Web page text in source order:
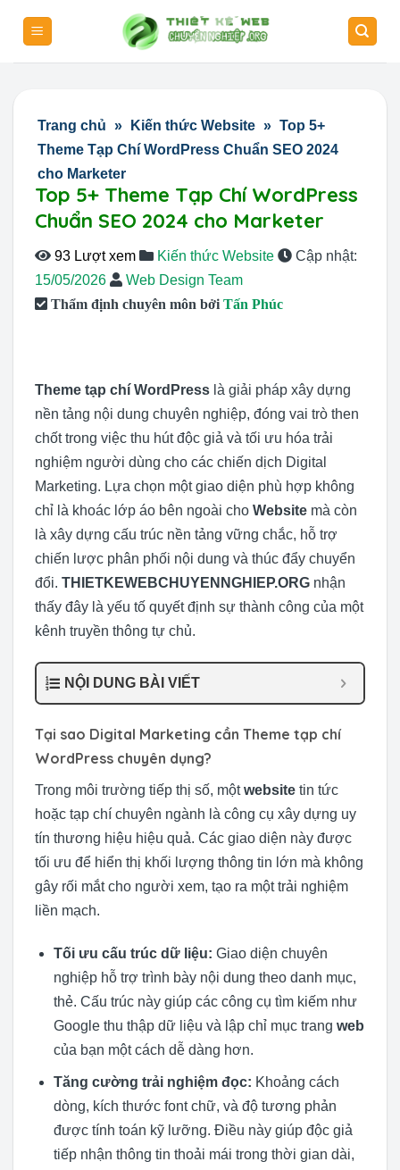
content
Trang chủ » Kiến thức Website » Top 5+
Theme Tạp Chí WordPress Chuẩn SEO 2024
cho Marketer
Top 5+ Theme Tạp Chí WordPress
Chuẩn SEO 2024 cho Marketer
93 Lượt xem Kiến thức Website
Cập nhật:
15/05/2026
Web Design Team
Thẩm định chuyên môn bởi Tấn Phúc
Theme tạp chí WordPress là giải pháp xây dựng
nền tảng nội dung chuyên nghiệp, đóng vai trò then
chốt trong việc thu hút độc giả và tối ưu hóa trải
nghiệm người dùng cho các chiến dịch Digital
Marketing. Lựa chọn một giao diện phù hợp không
chỉ là khoác lớp áo bên ngoài cho Website mà còn
là xây dựng cấu trúc nền tảng vững chắc, hỗ trợ
chiến lược phân phối nội dung và thúc đẩy chuyển
đổi. THIETKEWEBCHUYENNGHIEP.ORG nhận
thấy đây là yếu tố quyết định sự thành công của một
kênh truyền thông tự chủ.
NỘI DUNG BÀI VIẾT
Tại sao Digital Marketing cần Theme tạp chí
WordPress chuyên dụng?
Trong môi trường tiếp thị số, mộtwebsite tin tức
hoặc tạp chí chuyên ngành là công cụ xây dựng uy
tín thương hiệu hiệu quả. Các giao diện này được
tối ưu để hiển thị khối lượng thông tin lớn mà không
gây rối mắt cho người xem, tạo ra một trải nghiệm
liền mạch.
Tối ưu cấu trúc dữ liệu: Giao diện chuyên
nghiệp hỗ trợ trình bày nội dung theo danh mục,
thẻ. Cấu trúc này giúp các công cụ tìm kiếm như
Google thu thập dữ liệu và lập chỉ mục trang web
của bạn một cách dễ dàng hơn.
Tăng cường trải nghiệm đọc: Khoảng cách
dòng, kích thước font chữ, và độ tương phản
được tính toán kỹ lưỡng. Điều này giúp độc giả
tiếp nhận thông tin thoải mái trong thời gian dài,